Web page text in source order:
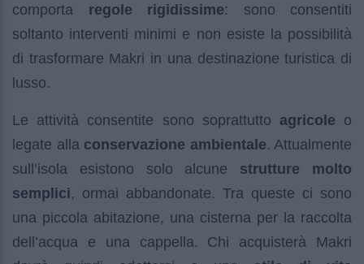
comporta regole rigidissime: sono consentiti
soltanto interventi minimi e non esiste la possibilità
di trasformare Makri in una destinazione turistica di
lusso.
Le attività consentite sono soprattutto agricole o
legate alla conservazione ambientale. Attualmente
sull’isola esistono solo alcune strutture molto
semplici, ormai abbandonate. Tra queste ci sono
una piccola abitazione, una cisterna per la raccolta
dell’acqua e una cappella. Chi acquisterà Makri